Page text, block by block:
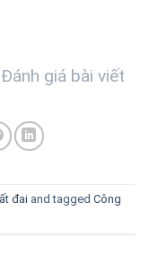
Đánh giá bài viết
đai and tagged Công